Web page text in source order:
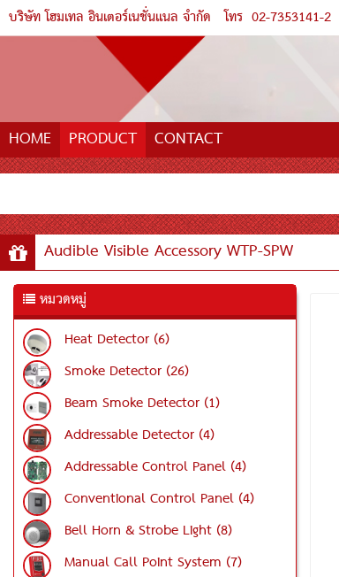
บริษัท โฮมเทล อินเตอร์เนชั่นแนล จำกัด โทร 02-7353141-2
HOME PRODUCT CONTACT
Audible Visible Accessory WTP-SPW
หมวดหมู่
Heat Detector (6)
Smoke Detector (26)
Beam Smoke Detector (1)
Addressable Detector (4)
Addressable Control Panel (4)
Conventional Control Panel (4)
Bell Horn & Strobe Light (8)
Manual Call Point System (7)